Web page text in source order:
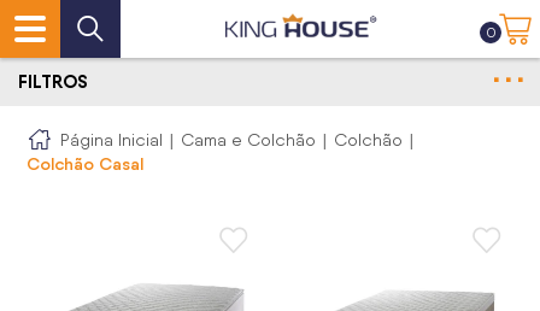
0
Página Inicial | Cama e Colchão | Colchão |
Colchão Casal
FILTROS